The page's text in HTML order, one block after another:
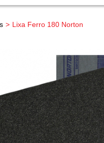
Lixa Ferro 180 Norton